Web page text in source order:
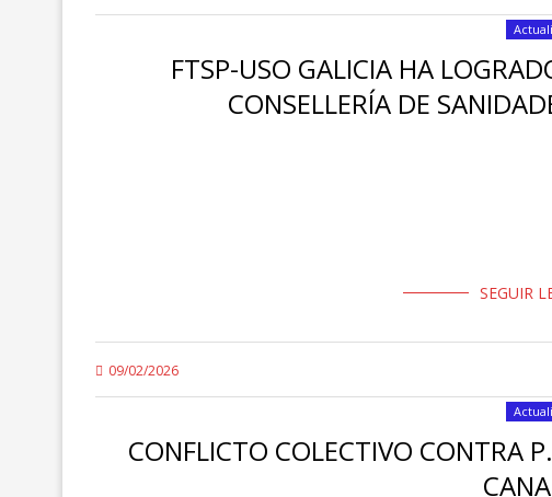
FTSP-USO GALICIA HA
CONSELLERÍA DE
SEGUIR
09/02/2026
CONFLICTO COLECTIVO CONTRA